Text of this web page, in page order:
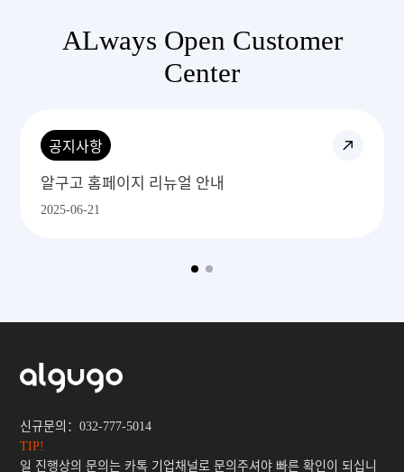
ALways Open Customer
Center
공지사항
알구고 1688주문 프로세스
2025-06-29
신규문의：032-777-5014
TIP!
일 진행상의 문의는 카톡 기업채널로 문의주셔야 빠른 확인이 되십니